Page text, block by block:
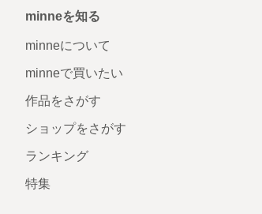
minneを知る
minneについて
minneで買いたい
作品をさがす
ショップをさがす
ランキング
特集